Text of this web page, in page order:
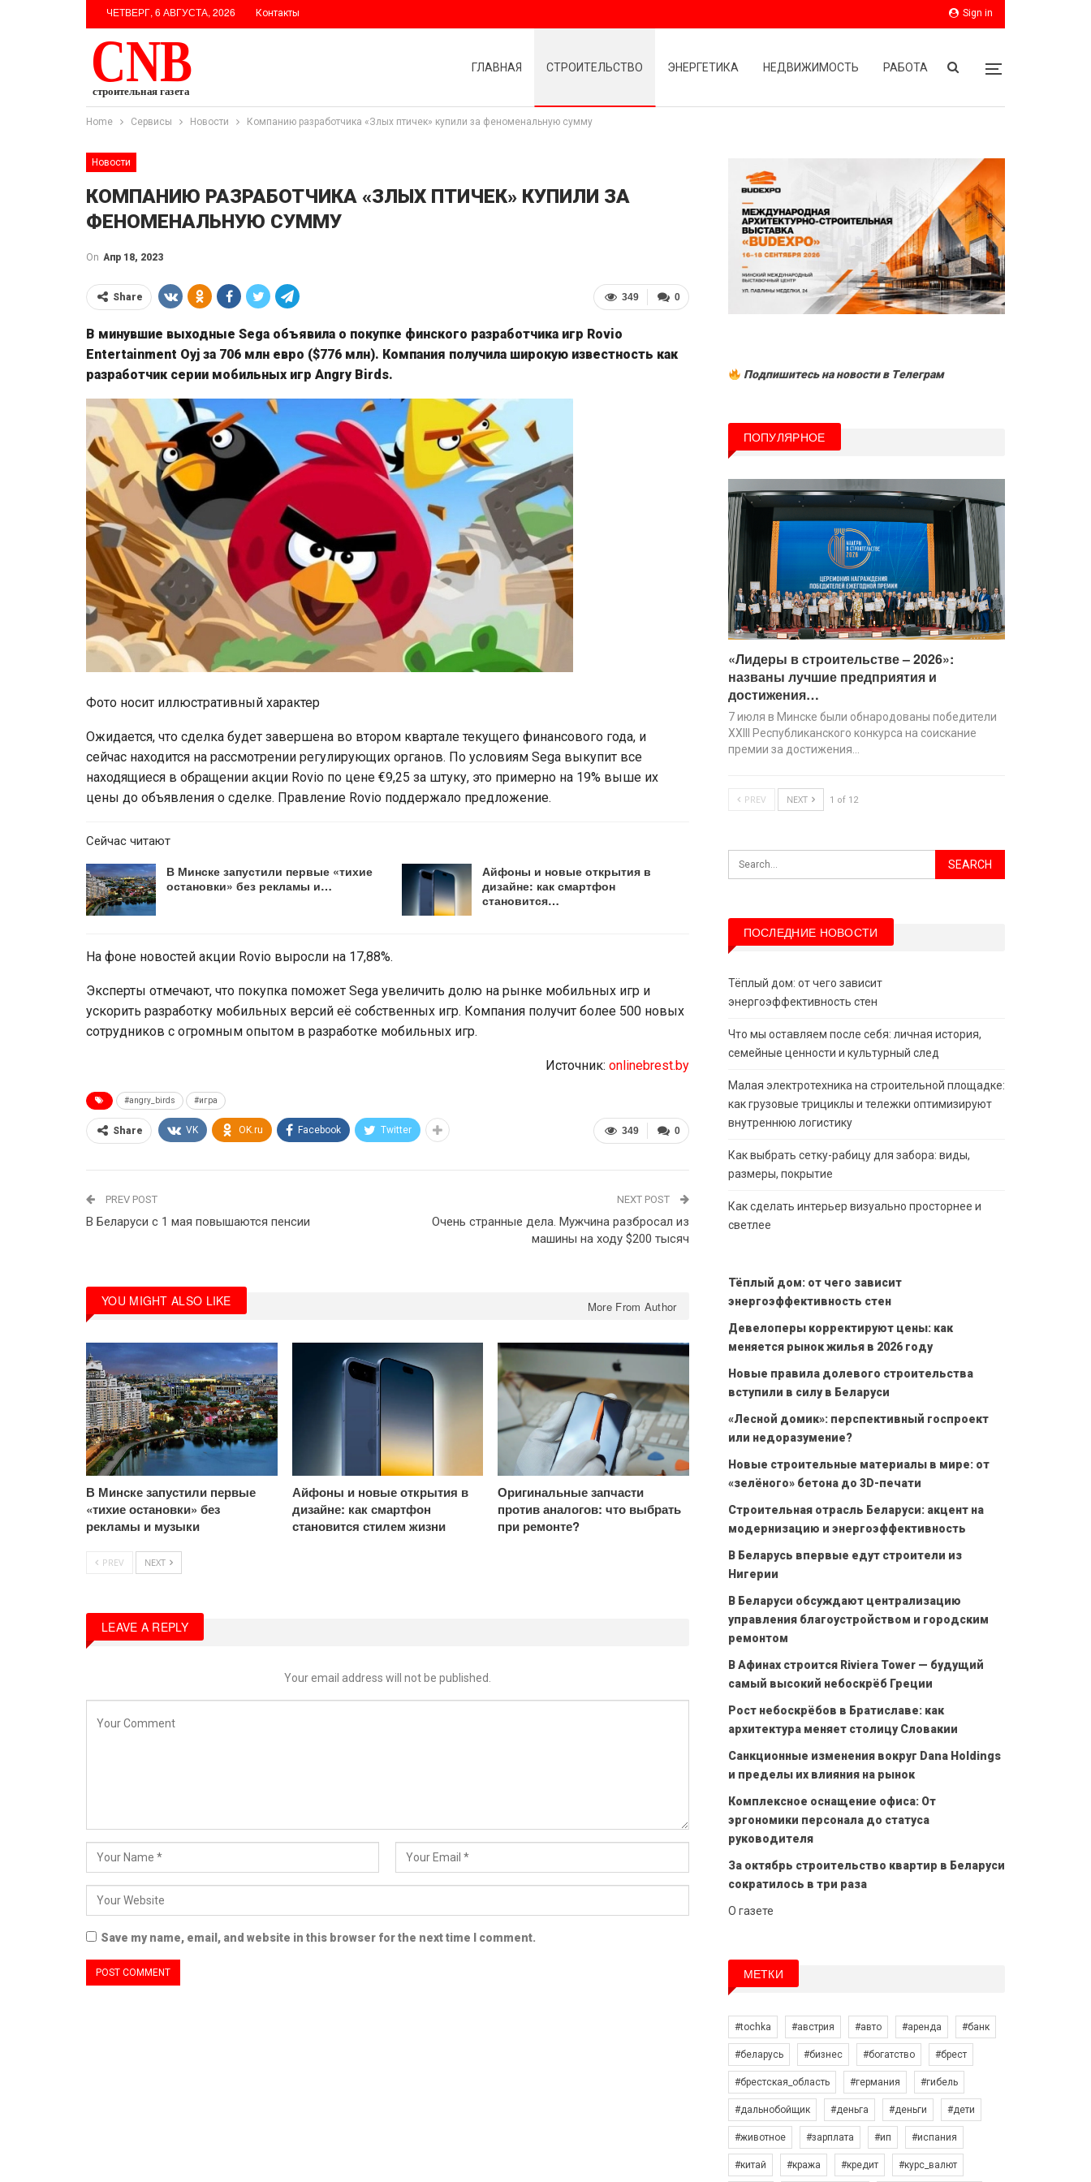
Sign in
ЧЕТВЕРГ, 6 АВГУСТА, 2026 Контакты
ГЛАВНАЯ СТРОИТЕЛЬСТВО ЭНЕРГЕТИКА НЕДВИЖИМОСТЬ РАБОТА
Home Сервисы Новости Компанию разработчика «Злых птичек» купили за феноменальную сумму
Новости
КОМПАНИЮ РАЗРАБОТЧИКА «ЗЛЫХ ПТИЧЕК» КУПИЛИ ЗА
ФЕНОМЕНАЛЬНУЮ СУММУ
On Апр 18, 2023
0
349
Share
В минувшие выходные Sega объявила о покупке финского разработчика игр Rovio
Entertainment Oyj за 706 млн евро ($776 млн). Компания получила широкую известность как
разработчик серии мобильных игр Angry Birds.
Фото носит иллюстративный характер
Ожидается, что сделка будет завершена во втором квартале текущего финансового года, и
сейчас находится на рассмотрении регулирующих органов. По условиям Sega выкупит все
находящиеся в обращении акции Rovio по цене €9,25 за штуку, это примерно на 19% выше их
цены до объявления о сделке. Правление Rovio поддержало предложение.
Сейчас читают
В Минске запустили первые «тихие
остановки» без рекламы и…
Айфоны и новые открытия в
дизайне: как смартфон
становится…
На фоне новостей акции Rovio выросли на 17,88%.
Эксперты отмечают, что покупка поможет Sega увеличить долю на рынке мобильных игр и
ускорить разработку мобильных версий её собственных игр. Компания получит более 500 новых
сотрудников с огромным опытом в разработке мобильных игр.
Источник: onlinebrest.by
#angry_birds #игра
0
349
Share VK OK.ru Facebook Twitter
PREV POST
В Беларуси с 1 мая повышаются пенсии
NEXT POST
Очень странные дела. Мужчина разбросал из
машины на ходу $200 тысяч
YOU MIGHT ALSO LIKE More From Author
В Минске запустили первые
«тихие остановки» без
рекламы и музыки
Айфоны и новые открытия в
дизайне: как смартфон
становится стилем жизни
Оригинальные запчасти
против аналогов: что выбрать
при ремонте?
PREV NEXT
LEAVE A REPLY
Your email address will not be published.
Save my name, email, and website in this browser for the next time I comment.
Подпишитесь на новости в Tелеграм
ПОПУЛЯРНОЕ
«Лидеры в строительстве – 2026»:
названы лучшие предприятия и
достижения…
7 июля в Минске были обнародованы победители
XХIII Республиканского конкурса на соискание
премии за достижения…
PREV NEXT 1 of 12
ПОСЛЕДНИЕ НОВОСТИ
Тёплый дом: от чего зависит
энергоэффективность стен
Что мы оставляем после себя: личная история,
семейные ценности и культурный след
Малая электротехника на строительной площадке:
как грузовые трициклы и тележки оптимизируют
внутреннюю логистику
Как выбрать сетку-рабицу для забора: виды,
размеры, покрытие
Как сделать интерьер визуально просторнее и
светлее
Тёплый дом: от чего зависит
энергоэффективность стен
Девелоперы корректируют цены: как
меняется рынок жилья в 2026 году
Новые правила долевого строительства
вступили в силу в Беларуси
«Лесной домик»: перспективный госпроект
или недоразумение?
Новые строительные материалы в мире: от
«зелёного» бетона до 3D-печати
Строительная отрасль Беларуси: акцент на
модернизацию и энергоэффективность
В Беларусь впервые едут строители из
Нигерии
В Беларуси обсуждают централизацию
управления благоустройством и городским
ремонтом
В Афинах строится Riviera Tower — будущий
самый высокий небоскрёб Греции
Рост небоскрёбов в Братиславе: как
архитектура меняет столицу Словакии
Санкционные изменения вокруг Dana Holdings
и пределы их влияния на рынок
Комплексное оснащение офиса: От
эргономики персонала до статуса
руководителя
За октябрь строительство квартир в Беларуси
сократилось в три раза
О газете
МЕТКИ
#tochka #австрия #авто #аренда #банк
#беларусь #бизнес #богатство #брест
#брестская_область #германия #гибель
#дальнобойщик #деньга #деньги #дети
#животное #зарплата #ип #испания
#китай #кража #кредит #курс_валют